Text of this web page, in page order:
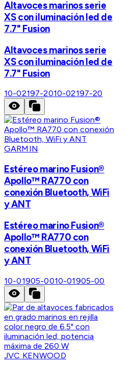
Altavoces marinos serie
XS con iluminación led de
7.7" Fusion
Altavoces marinos serie
XS con iluminación led de
7.7" Fusion
10-02197-2010-02197-20
GARMIN
Estéreo marino Fusion®
Apollo™ RA770 con
conexión Bluetooth, WiFi
y ANT
Estéreo marino Fusion®
Apollo™ RA770 con
conexión Bluetooth, WiFi
y ANT
10-01905-0010-01905-00
JVC KENWOOD